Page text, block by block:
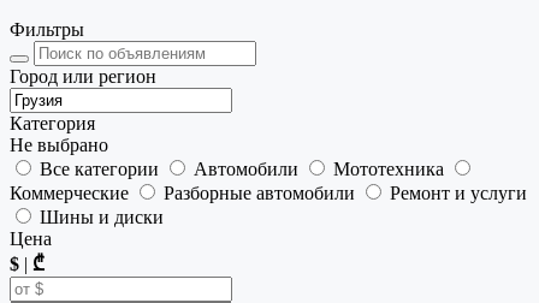
Фильтры
Город или регион
Категория
Не выбрано
Все категории
Автомобили
Мототехника
Коммерческие
Разборные автомобили
Ремонт и услуги
Шины и диски
Цена
$ | ₾